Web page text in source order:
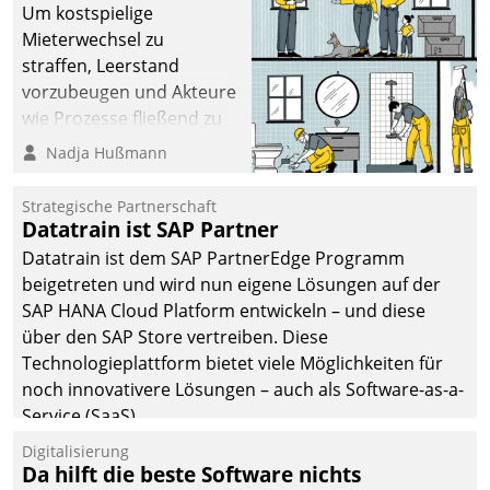
Um kostspielige
Mieterwechsel zu
straffen, Leerstand
vorzubeugen und Akteure
wie Prozesse fließend zu
vernetzen, nutzt die
Jahresbeginn eine
Überblick, Einsicht und
Eingriff bietende Lösung.
Zur Entwicklung setzte
man auf
Cloudtechnologie,
bewährte und Startup-
Partner sowie erstmals
agile Projektmethoden.
Nadja Hußmann
Strategische Partnerschaft
Datatrain ist SAP Partner
Datatrain ist dem SAP PartnerEdge Programm
beigetreten und wird nun eigene Lösungen auf der
SAP HANA Cloud Platform entwickeln – und diese
über den SAP Store vertreiben. Diese
Technologieplattform bietet viele Möglichkeiten für
noch innovativere Lösungen – auch als Software-as-a-
Service (SaaS).
Digitalisierung
Da hilft die beste Software nichts